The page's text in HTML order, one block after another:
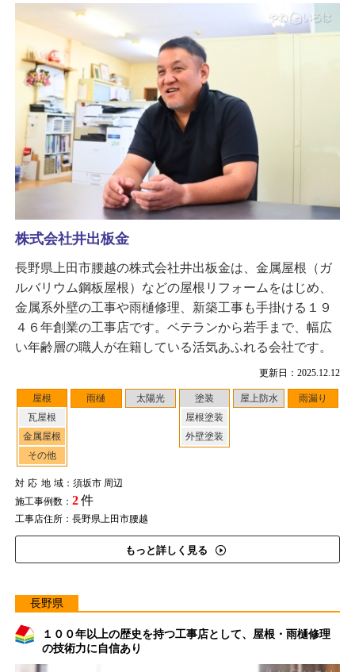
更新日：2025.12.12
屋根
瓦屋根
金属屋根
その他
雨樋 太陽光
塗装
屋根塗装
外壁塗装
屋上防水 雨漏り
対応地域：須坂市 周辺
施工事例数： 2件
工事店住所：長野県上田市腰越
もっと詳しく見る
株式会社井出板金
長野県上田市腰越の株式会社井出板金は、金属屋根（ガ
ルバリウム鋼板屋根）などの屋根リフォームをはじめ、
金属系外壁の工事や雨樋修理、新築工事も手掛ける１９
４６年創業の工事店です。ベテランから若手まで、幅広
い年齢層の職人が在籍している活気あふれる会社です。
長野県
１００年以上の歴史を持つ工事店として、屋根・雨樋修理
の技術力に自信あり